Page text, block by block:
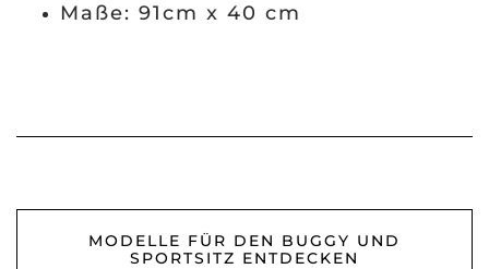
Maße: 91cm x 40 cm
MODELLE FÜR DEN BUGGY UND
SPORTSITZ ENTDECKEN